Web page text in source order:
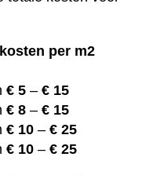
per m2
€ 5 – € 15
€ 8 – € 15
€ 10 – € 25
€ 10 – € 25